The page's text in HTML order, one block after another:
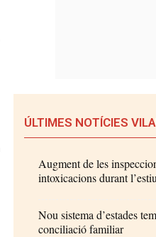
ÚLTIMES NOTÍCIES
Augment de les
intoxicacions durant l’estiu
Nou sistema d’estades
conciliació familiar